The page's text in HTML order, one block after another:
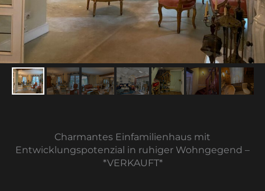
Charmantes Einfamilienhaus mit
Entwicklungspotenzial in ruhiger Wohngegend –
*VERKAUFT*